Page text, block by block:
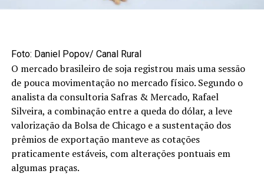
Foto: Embrapa (coleta de amostras indeformadas, utilizando anel
volumétrico para determinação da densidade do solo)
Para superar os desafios de métodos tradicionais, como
o anel volumétrico, que requer amostras não
perturbadas ou indeformadas (foto acima) e impõe
etapas longas de coleta e preparo (
Foto: Daniel Popov/ Canal Rural
O mercado brasileiro de soja registrou mais uma sessão
de pouca movimentação no mercado físico. Segundo o
analista da consultoria Safras & Mercado, Rafael
Silveira, a combinação entre a queda do dólar, a leve
valorização da Bolsa de Chicago e a sustentação dos
prêmios de exportação manteve as cotações
praticamente estáveis, com alterações pontuais em
algumas praças.